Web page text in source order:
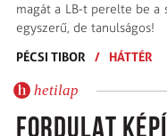
magát a LB-t perelte be
egyszerű, de tanulságos!
PÉCSI TIBOR
/ HÁTTÉR
hetilap